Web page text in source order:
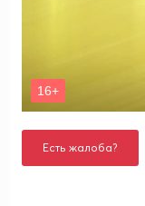
Есть жалоба?